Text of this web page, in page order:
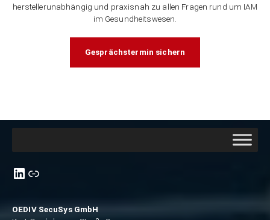
herstellerunabhängig und praxisnah zu allen Fragen rund um IAM
im Gesundheitswesen.
Gesprächstermin sichern
Link zu unsere Linkedin-Seite link zu Xing
OEDIV SecuSys GmbH